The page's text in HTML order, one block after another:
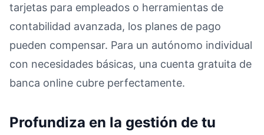
tarjetas para empleados o herramientas de
contabilidad avanzada, los planes de pago
pueden compensar. Para un autónomo individual
con necesidades básicas, una cuenta gratuita de
banca online cubre perfectamente.
Profundiza en la gestión de tu